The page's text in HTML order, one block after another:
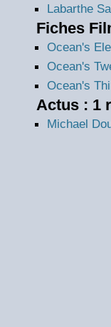
Labarthe
Fiches
Ocean's
Ocean's
Ocean's
Actus : 1
Michael